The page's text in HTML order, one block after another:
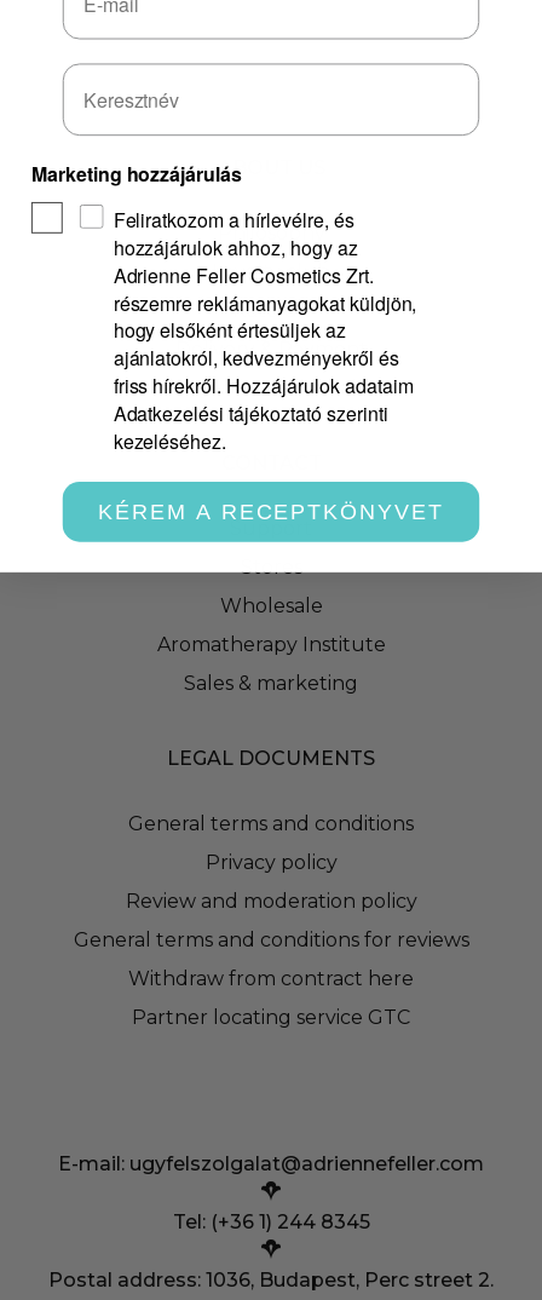
ABOUT US
Philosophy
Loyalty club
Rate us!
Delivery & Payment
Safety information labels
Stores
Wholesale
Aromatherapy Institute
Sales & marketing
LEGAL DOCUMENTS
General terms and conditions
Privacy policy
Review and moderation policy
General terms and conditions for reviews
Withdraw from contract here
Partner locating service GTC
E-mail: ugyfelszolgalat@adriennefeller.com
Tel: (+36 1) 244 8345
Postal address: 1036, Budapest, Perc street 2.
Marketing hozzájárulás
Feliratkozom a hírlevélre, és
hozzájárulok ahhoz, hogy az
Adrienne Feller Cosmetics Zrt.
részemre reklámanyagokat küldjön,
hogy elsőként értesüljek az
ajánlatokról, kedvezményekről és
friss hírekről. Hozzájárulok adataim
Adatkezelési tájékoztató szerinti
kezeléséhez.
KÉREM A RECEPTKÖNYVET